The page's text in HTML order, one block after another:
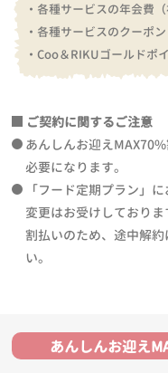
・各種サービスの年会費（
・各種サービスのクーポン
・Coo＆RIKUゴールドポ
ご契約に関するご注意
あんしんお迎え
必要になります。
「フード定期プラン」
変更はお受けしており
割払いのため、途中解
い。
あんしんお迎え